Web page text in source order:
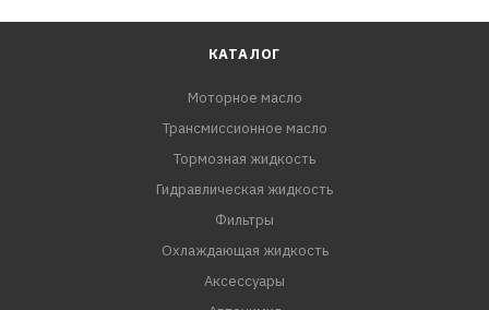
КАТАЛОГ
Моторное масло
Трансмиссионное масло
Тормозная жидкость
Гидравлическая жидкость
Фильтры
Охлаждающая жидкость
Аксессуары